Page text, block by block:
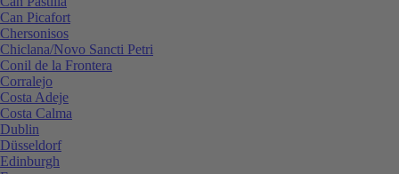
Can Picafort
Chersonisos
Chiclana/Novo Sancti Petri
Conil de la Frontera
Corralejo
Costa Adeje
Costa Calma
Dublin
Düsseldorf
Edinburgh